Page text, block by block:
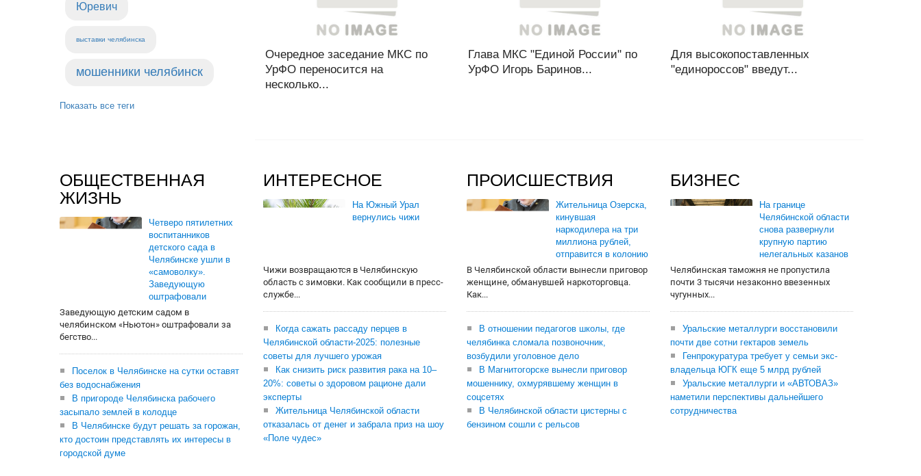
Юревич
выставки челябинска
мошенники челябинск
Показать все теги
Очередное заседание МКС по
УрФО переносится на
несколько...
Глава МКС "Единой России" по
УрФО Игорь Баринов...
Для высокопоставленных
"единороссов" введут...
ОБЩЕСТВЕННАЯ
ЖИЗНЬ
Четверо пятилетних
воспитанников
детского сада в
Челябинске ушли в
«самоволку».
Заведующую
оштрафовали
Заведующую детским садом в
челябинском «Ньютон» оштрафовали за
бегство...
Поселок в Челябинске на сутки оставят
без водоснабжения
В пригороде Челябинска рабочего
засыпало землей в колодце
В Челябинске будут решать за горожан,
кто достоин представлять их интересы в
городской думе
ИНТЕРЕСНОЕ
На Южный Урал
вернулись чижи
Чижи возвращаются в Челябинскую
область с зимовки. Как сообщили в пресс-
службе...
Когда сажать рассаду перцев в
Челябинской области-2025: полезные
советы для лучшего урожая
Как снизить риск развития рака на 10–
20%: советы о здоровом рационе дали
эксперты
Жительница Челябинской области
отказалась от денег и забрала приз на шоу
«Поле чудес»
ПРОИСШЕСТВИЯ
Жительница Озерска,
кинувшая
наркодилера на три
миллиона рублей,
отправится в колонию
В Челябинской области вынесли приговор
женщине, обманувшей наркоторговца.
Как...
В отношении педагогов школы, где
челябинка сломала позвоночник,
возбудили уголовное дело
В Магнитогорске вынесли приговор
мошеннику, охмурявшему женщин в
соцсетях
В Челябинской области цистерны с
бензином сошли с рельсов
БИЗНЕС
На границе
Челябинской области
снова развернули
крупную партию
нелегальных казанов
Челябинская таможня не пропустила
почти 3 тысячи незаконно ввезенных
чугунных...
Уральские металлурги восстановили
почти две сотни гектаров земель
Генпрокуратура требует у семьи экс-
владельца ЮГК еще 5 млрд рублей
Уральские металлурги и «АВТОВАЗ»
наметили перспективы дальнейшего
сотрудничества